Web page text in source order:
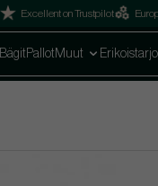
Excellent on Trustpilot
Bägit Pallot Muut